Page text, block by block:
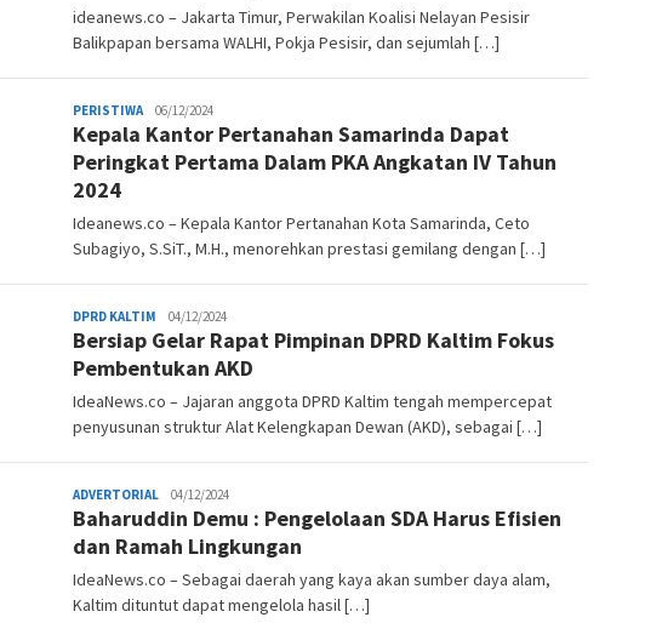
ideanews.co – Jakarta Timur, Perwakilan Koalisi Nelayan Pesisir
Balikpapan bersama WALHI, Pokja Pesisir, dan sejumlah […]
PERISTIWATim
Redaksi
06/12/2024
Kepala Kantor Pertanahan Samarinda Dapat
Peringkat Pertama Dalam PKA Angkatan IV Tahun
2024
Ideanews.co – Kepala Kantor Pertanahan Kota Samarinda, Ceto
Subagiyo, S.SiT., M.H., menorehkan prestasi gemilang dengan […]
DPRD KALTIM Tim
Redaksi
04/12/2024
Bersiap Gelar Rapat Pimpinan DPRD Kaltim Fokus
Pembentukan AKD
IdeaNews.co – Jajaran anggota DPRD Kaltim tengah mempercepat
penyusunan struktur Alat Kelengkapan Dewan (AKD), sebagai […]
ADVERTORIAL Tim
Redaksi
04/12/2024
Baharuddin Demu : Pengelolaan SDA Harus Efisien
dan Ramah Lingkungan
IdeaNews.co – Sebagai daerah yang kaya akan sumber daya alam,
Kaltim dituntut dapat mengelola hasil […]